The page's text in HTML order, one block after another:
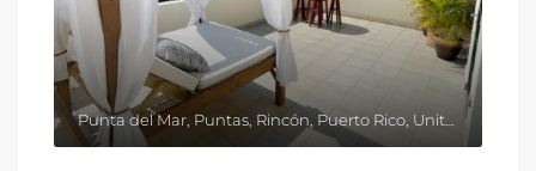
Punta del Mar, Puntas, Rincón, Puerto Rico, United States